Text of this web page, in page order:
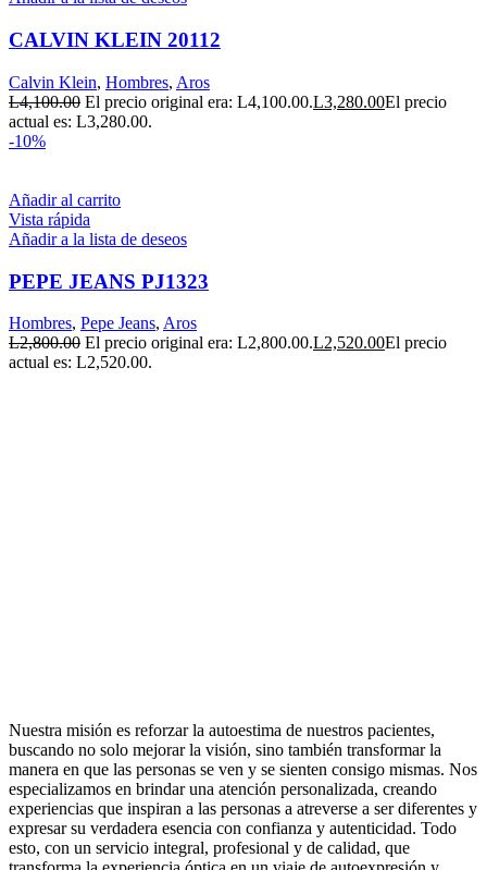
CALVIN KLEIN 20112
Calvin Klein, Hombres, Aros
L4,100.00 El precio original era: L4,100.00.L3,280.00El precio
actual es: L3,280.00.
-10%
Añadir al carrito
Vista rápida
Añadir a la lista de deseos
PEPE JEANS PJ1323
Hombres, Pepe Jeans, Aros
L2,800.00 El precio original era: L2,800.00.L2,520.00El precio
actual es: L2,520.00.
Nuestra misión es reforzar la autoestima de nuestros pacientes,
buscando no solo mejorar la visión, sino también transformar la
manera en que las personas se ven y se sienten consigo mismas. Nos
especializamos en brindar una atención personalizada, creando
experiencias que inspiran a las personas a atreverse a ser diferentes y
expresar su verdadera esencia con confianza y autenticidad. Todo
esto, con un servicio integral, profesional y de calidad, que